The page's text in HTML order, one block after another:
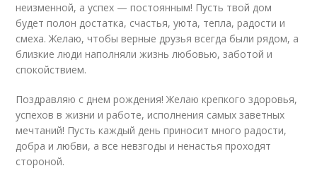
неизменной, а успех — постоянным! Пусть твой дом
будет полон достатка, счастья, уюта, тепла, радости и
смеха. Желаю, чтобы верные друзья всегда были рядом, а
близкие люди наполняли жизнь любовью, заботой и
спокойствием.
Поздравляю с днем рождения! Желаю крепкого здоровья,
успехов в жизни и работе, исполнения самых заветных
мечтаний! Пусть каждый день приносит много радости,
добра и любви, а все невзгоды и ненастья проходят
стороной.